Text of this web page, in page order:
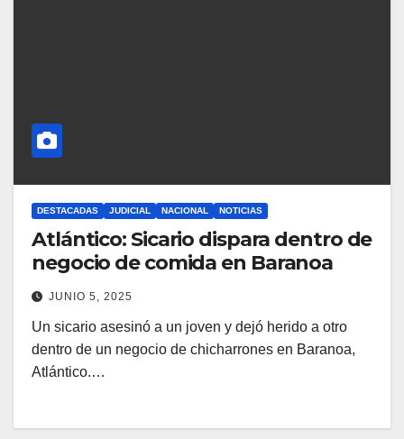
DESTACADAS JUDICIAL NACIONAL NOTICIAS
Atlántico: Sicario dispara dentro de
negocio de comida en Baranoa
JUNIO 5, 2025
Un sicario asesinó a un joven y dejó herido a otro
dentro de un negocio de chicharrones en Baranoa,
Atlántico.…